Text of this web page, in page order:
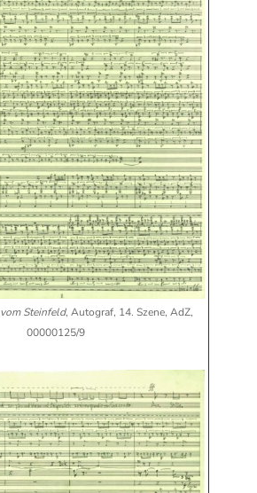
Steinfeld, Autograf, 14. Szene, AdZ,
00000125/9